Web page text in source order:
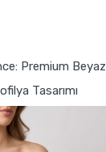
Premium Beyaz
Tasarımı